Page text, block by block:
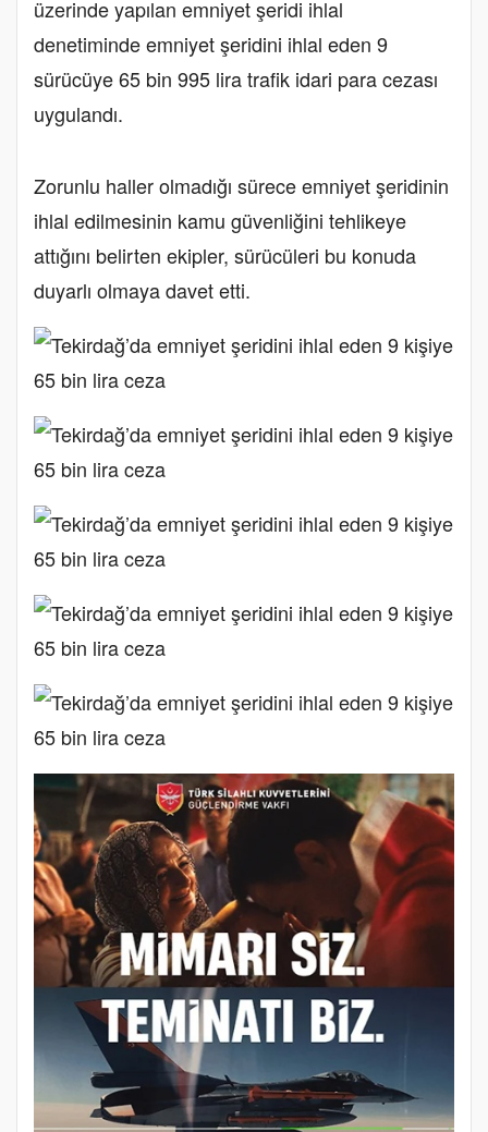
üzerinde yapılan emniyet şeridi ihlal
denetiminde emniyet şeridini ihlal eden 9
sürücüye 65 bin 995 lira trafik idari para cezası
uygulandı.
Zorunlu haller olmadığı sürece emniyet şeridinin
ihlal edilmesinin kamu güvenliğini tehlikeye
attığını belirten ekipler, sürücüleri bu konuda
duyarlı olmaya davet etti.